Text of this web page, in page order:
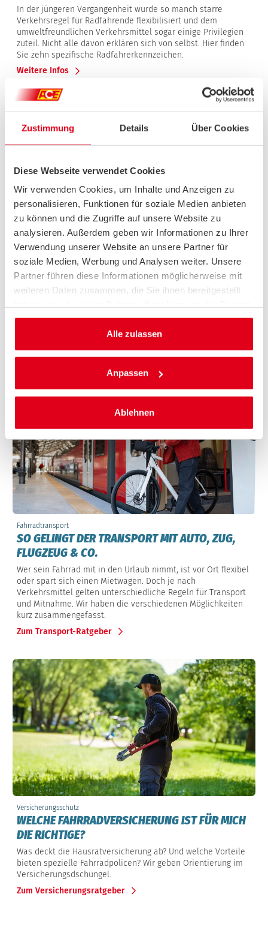
Zustimmung Details Über Cookies
Diese Webseite verwendet Cookies
Wir verwenden Cookies, um Inhalte und Anzeigen zu
personalisieren, Funktionen für soziale Medien anbieten
zu können und die Zugriffe auf unsere Website zu
analysieren. Außerdem geben wir Informationen zu Ihrer
Verwendung unserer Website an unsere Partner für
soziale Medien, Werbung und Analysen weiter. Unsere
Partner führen diese Informationen möglicherweise mit
weiteren Daten zusammen, die Sie ihnen bereitgestellt
gesammelt haben.
Alle zulassen
Anpassen
Ablehnen
In der jüngeren Vergangenheit wurde so manch starre
Verkehrsregel für Radfahrende flexibilisiert und dem
umweltfreundlichen Verkehrsmittel sogar einige Privilegien
zuteil. Nicht alle davon erklären sich von selbst. Hier finden
Sie zehn spezifische Radfahrerkennzeichen.
Weitere Infos
Fahrrad
PENDELN MIT DEM RAD
Die tägliche Bewegung an der frischen Luft wirkt
stressreduzierend und tut der Gesundheit gut. Dabei ist das
davon ab, wie der Weg zur Arbeit beschaffen ist. Dabei gibt
Weitere Infos
Fahrradtransport
SO GELINGT DER TRANSPORT MIT AUTO, ZUG,
FLUGZEUG & CO.
Wer sein Fahrrad mit in den Urlaub nimmt, ist vor Ort flexibel
oder spart sich einen Mietwagen. Doch je nach
Verkehrsmittel gelten unterschiedliche Regeln für Transport
und Mitnahme. Wir haben die verschiedenen Möglichkeiten
kurz zusammengefasst.
Zum Transport-Ratgeber
Versicherungsschutz
WELCHE FAHRRADVERSICHERUNG IST FÜR MICH
DIE RICHTIGE?
Was deckt die Hausratversicherung ab? Und welche Vorteile
bieten spezielle Fahrradpolicen? Wir geben Orientierung im
Versicherungsdschungel.
Zum Versicherungsratgeber